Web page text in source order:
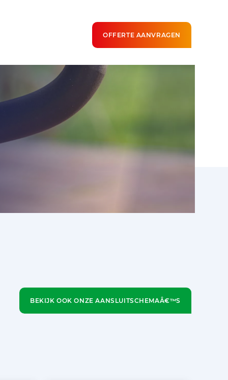
OFFERTE AANVRAGEN
BEKIJK OOK ONZE AANSLUITSCHEMAÂ€™S